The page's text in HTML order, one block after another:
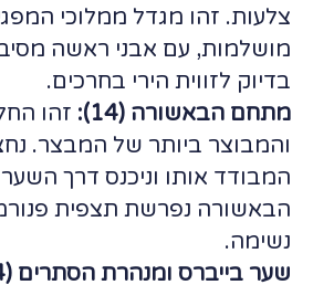
צלעות. זהו מגדל ממלוכי
מושלמות, עם אבני ראשה
בדיוק לזווית הירי בחרכים.
מתחם הבאשורה (14):
זהו
והמבוצר ביותר של המבצר.
הבאשורה נפרשת תצפית
נשימה.
שער בייברס ומנהרת הסתרים (3-4):